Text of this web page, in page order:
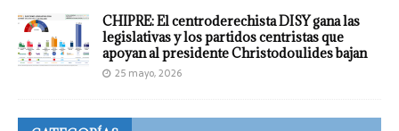
CHIPRE: El centroderechista DISY gana las
legislativas y los partidos centristas que
apoyan al presidente Christodoulides bajan
25 mayo, 2026